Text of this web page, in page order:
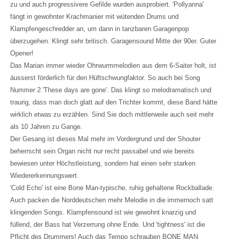
zu und auch progressivere Gefilde wurden ausprobiert. 'Pollyanna'
fängt in gewohnter Krachmanier mit wütenden Drums und
Klampfengeschredder an, um dann in tanzbaren Garagenpop
überzugehen. Klingt sehr britisch. Garagensound Mitte der 90er. Guter
Opener!
Das Marian immer wieder Ohrwurmmelodien aus dem 6-Saiter holt, ist
äusserst förderlich für den Hüftschwungfaktor. So auch bei Song
Nummer 2 'These days are gone'. Das klingt so melodramatisch und
traurig, dass man doch glatt auf den Trichter kommt, diese Band hätte
wirklich etwas zu erzählen. Sind Sie doch mittlerweile auch seit mehr
als 10 Jahren zu Gange.
Der Gesang ist dieses Mal mehr im Vordergrund und der Shouter
beherrscht sein Organ nicht nur recht passabel und wie bereits
bewiesen unter Höchstleistung, sondern hat einen sehr starken
Wiedererkennungswert.
'Cold Echo' ist eine Bone Man-typische, ruhig gehaltene Rockballade.
Auch packen die Norddeutschen mehr Melodie in die immernoch satt
klingenden Songs. Klampfensound ist wie gewohnt knarzig und
füllend, der Bass hat Verzerrung ohne Ende. Und 'tightness' ist die
Pflicht des Drummers! Auch das Tempo schrauben BONE MAN